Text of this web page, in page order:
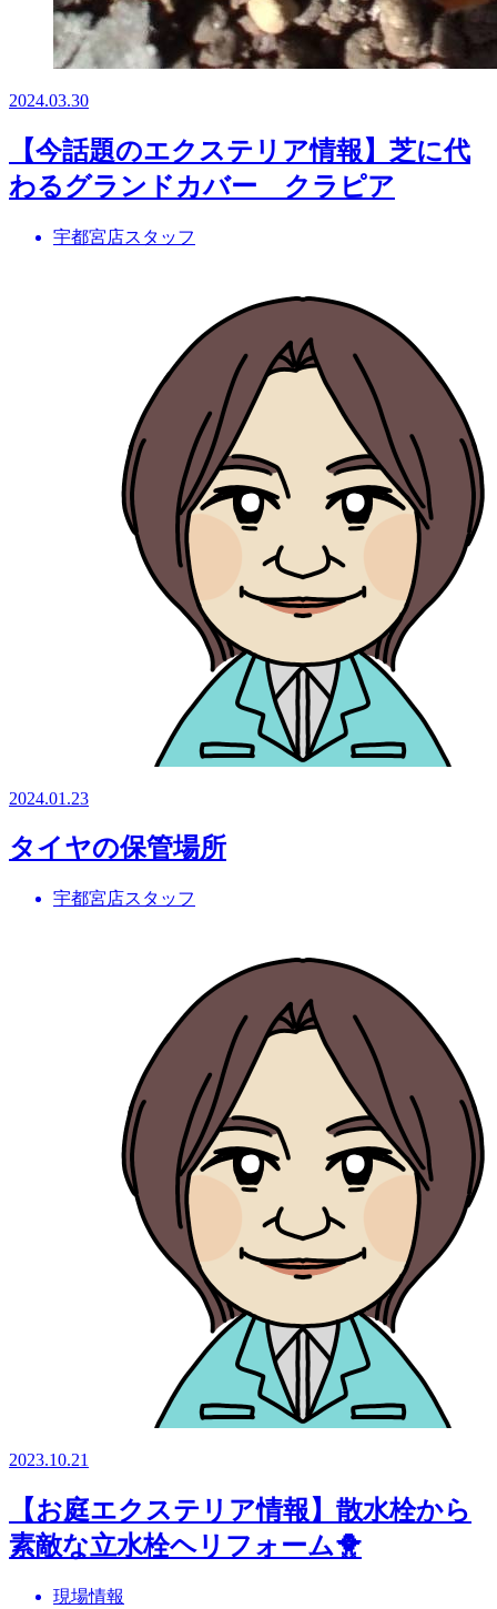
2024.03.30
【今話題のエクステリア情報】芝に代
わるグランドカバー クラピア
宇都宮店スタッフ
2024.01.23
タイヤの保管場所
宇都宮店スタッフ
2023.10.21
【お庭エクステリア情報】散水栓から
素敵な立水栓ヘリフォーム🐥
現場情報